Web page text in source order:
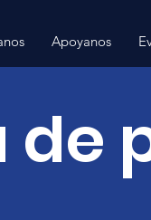
Apoyanos